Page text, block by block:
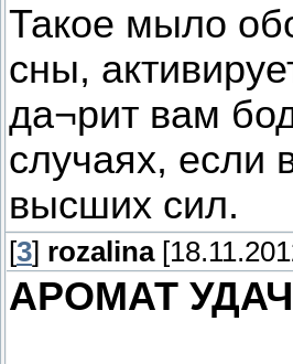
Такое мыло
сны,
да¬рит вам
случаях, если
высших сил.
[3] rozalina
АРОМАТ